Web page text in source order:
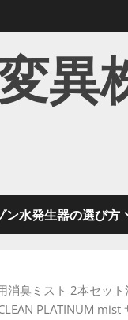
ン水発生器の選び方
消臭ミスト 2本セ
PLATINUM mist